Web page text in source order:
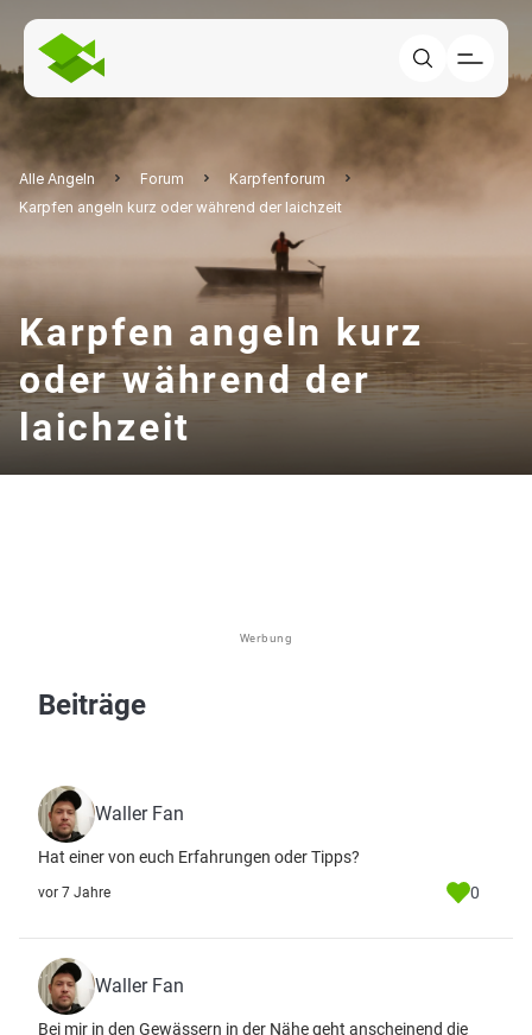
Alle Angeln Forum
Karpfenforum
Karpfen angeln kurz oder während der laichzeit
Karpfen angeln kurz
oder während der
laichzeit
Werbung
Beiträge
Waller Fan
Hat einer von euch Erfahrungen oder Tipps?
vor 7 Jahre 0
Waller Fan
Bei mir in den Gewässern in der Nähe geht anscheinend die